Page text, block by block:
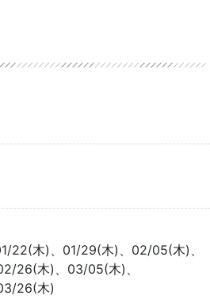
22(木)、01/29(木)、02/05(木)、
26(木)、03/05(木)、
26(木)